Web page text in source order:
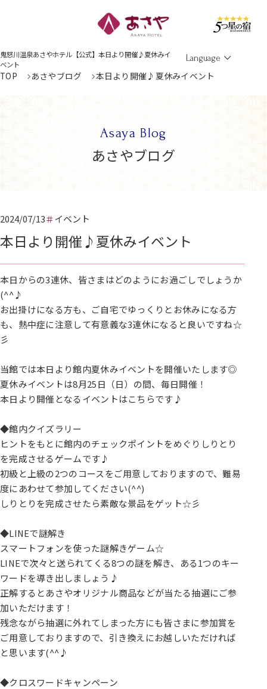
鬼怒川温泉あさやホテル【公式】本日より開催♪夏休みイ
ベント
Language
TOP あさやブログ 本日より開催♪夏休みイベント
Asaya Blog
あさやブログ
2024/07/13 イベント
本日より開催♪夏休みイベント
本日からの3連休、皆さまはどのようにお過ごしでしょうか
(^^♪
お出掛けになる方も、ご自宅でゆっくりとお休みになる方
も、熱中症に注意して有意義な3連休になると良いですね☆
彡
当館では本日より館内夏休みイベントを開催いたします◎
夏休みイベントは8月25日（日）の間、毎日開催！
本日より開催となるイベントはこちらです♪
◆館内クイズラリー
ヒントをもとに館内のチェックポイントをめぐりしりとり
を完成させるゲームです♪
初級と上級の2つのコースをご用意しておりますので、難易
度にあわせて参加してください(^^)
しりとりを完成させたら素敵な景品をゲット☆彡
◆LINEで謎解き
スマートフォンを使った謎解きゲーム☆
LINEで次々と送られてくる8つの謎を解き、ある1つのキー
ワードを導き出しましょう♪
正解するとあさやオリジナル商品などが当たる抽選にご参
加いただけます！
残念ながら抽選に外れてしまった方にも皆さまに参加賞を
ご用意しておりますので、引き換えにお越しいただければ
と思います(^^♪
◆クロスワードキャンペーン